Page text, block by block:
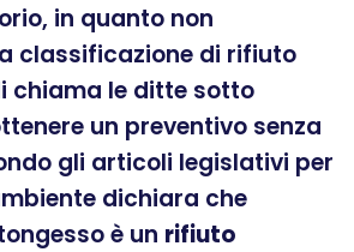
in quanto non
classificazione di rifiuto
chiama le ditte sotto
un preventivo senza
gli articoli legislativi per
dichiara che
è un rifiuto